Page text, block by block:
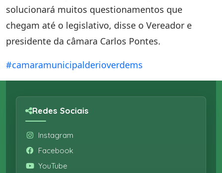
solucionará muitos questionamentos que
chegam até o legislativo, disse o Vereador e
presidente da câmara Carlos Pontes.
#camaramunicipalderioverdems
Redes Sociais
Instagram
Facebook
YouTube